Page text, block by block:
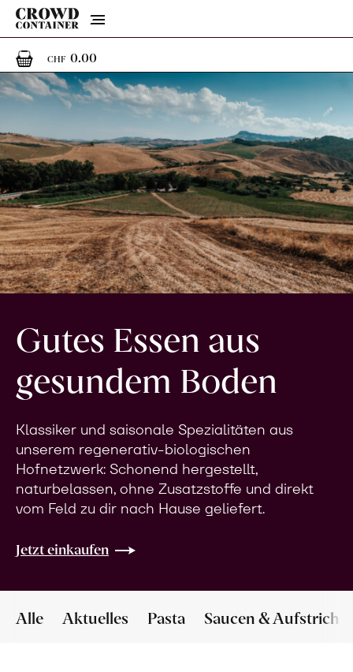
Menu
CHF 0.000 Artikel im Warenkorb
Gutes Essen aus
gesundem Boden
Klassiker und saisonale Spezialitäten aus
unserem regenerativ-biologischen
Hofnetzwerk: Schonend hergestellt,
naturbelassen, ohne Zusatzstoffe und direkt
vom Feld zu dir nach Hause geliefert.
Jetzt einkaufen
Alle Aktuelles Pasta Saucen & Aufstriche